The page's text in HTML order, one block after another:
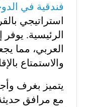
فندقية في
استراتيجي
الرئيسية. يوفر
العربي، مما
والاستمتاع
يتميز بغرف
مع مرافق